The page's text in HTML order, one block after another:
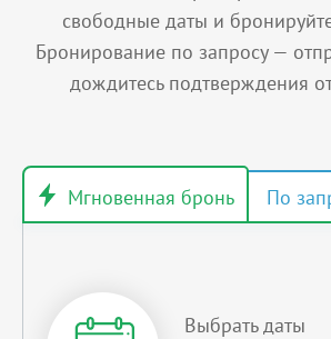
свободные даты и
Бронирование по запросу —
дождитесь подтверждения
Выбрать даты